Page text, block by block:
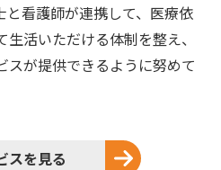
と看護師が連携して、医療依
活いただける体制を整え、
スが提供できるように努めて
スを見る